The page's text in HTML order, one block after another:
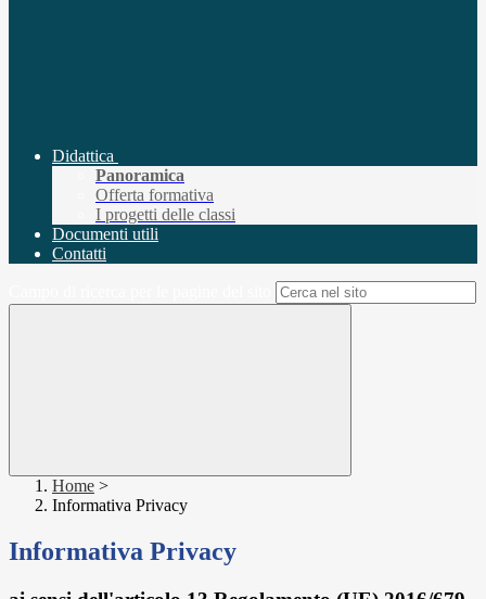
Didattica
Panoramica
Offerta formativa
I progetti delle classi
Documenti utili
Contatti
Home >
Informativa Privacy
Informativa Privacy